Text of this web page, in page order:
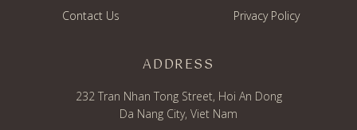
Contact Us
Privacy Policy
ADDRESS
232 Tran Nhan Tong Street, Hoi An Dong
Da Nang City, Viet Nam